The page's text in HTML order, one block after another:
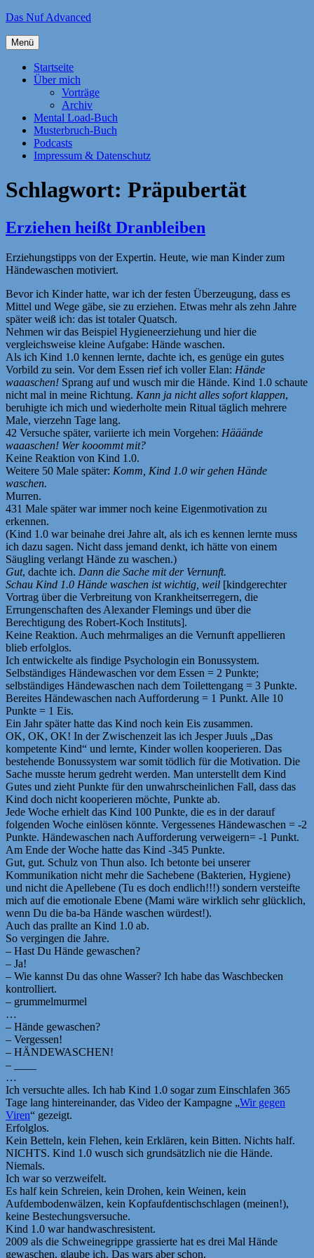
Zum
springen
Das Nuf Advanced
Menü
Startseite
Über mich
Vorträge
Archiv
Mental Load-Buch
Musterbruch-Buch
Podcasts
Impressum & Datenschutz
Schlagwort: Präpubertät
Erziehen heißt Dranbleiben
Erziehungstipps von der Expertin. Heute, wie man Kinder zum
Händewaschen motiviert.
Bevor ich Kinder hatte, war ich der festen Überzeugung, dass es
Mittel und Wege gäbe, sie zu erziehen. Etwas mehr als zehn Jahre
später weiß ich: das ist totaler Quatsch.
Nehmen wir das Beispiel Hygieneerziehung und hier die
vergleichsweise kleine Aufgabe: Hände waschen.
Als ich Kind 1.0 kennen lernte, dachte ich, es genüge ein gutes
Vorbild zu sein. Vor dem Essen rief ich voller Elan: Hände
waaaschen! Sprang auf und wusch mir die Hände. Kind 1.0 schaute
nicht mal in meine Richtung. Kann ja nicht alles sofort klappen,
beruhigte ich mich und wiederholte mein Ritual täglich mehrere
Male, vierzehn Tage lang.
42 Versuche später, variierte ich mein Vorgehen: Hääände
waaaschen! Wer kooommt mit?
Keine Reaktion von Kind 1.0.
Weitere 50 Male später: Komm, Kind 1.0 wir gehen Hände
waschen.
Murren.
431 Male später war immer noch keine Eigenmotivation zu
erkennen.
(Kind 1.0 war beinahe drei Jahre alt, als ich es kennen lernte muss
ich dazu sagen. Nicht dass jemand denkt, ich hätte von einem
Säugling verlangt Hände zu waschen.)
Gut, dachte ich. Dann die Sache mit der Vernunft.
Schau Kind 1.0 Hände waschen ist wichtig, weil [kindgerechter
Vortrag über die Verbreitung von Krankheitserregern, die
Errungenschaften des Alexander Flemings und über die
Berechtigung des Robert-Koch Instituts].
Keine Reaktion. Auch mehrmaliges an die Vernunft appellieren
blieb erfolglos.
Ich entwickelte als findige Psychologin ein Bonussystem.
Selbständiges Händewaschen vor dem Essen = 2 Punkte;
selbständiges Händewaschen nach dem Toilettengang = 3 Punkte.
Bereites Händewaschen nach Aufforderung = 1 Punkt. Alle 10
Punkte = 1 Eis.
Ein Jahr später hatte das Kind noch kein Eis zusammen.
OK, OK, OK! In der Zwischenzeit las ich Jesper Juuls „Das
kompetente Kind“ und lernte, Kinder wollen kooperieren. Das
bestehende Bonussystem war somit tödlich für die Motivation. Die
Sache musste herum gedreht werden. Man unterstellt dem Kind
Gutes und zieht Punkte für den unwahrscheinlichen Fall, dass das
Kind doch nicht kooperieren möchte, Punkte ab.
Jede Woche erhielt das Kind 100 Punkte, die es in der darauf
folgenden Woche einlösen könnte. Vergessenes Händewaschen = -2
Punkte. Händewaschen nach Aufforderung verweigern= -1 Punkt.
Am Ende der Woche hatte das Kind -345 Punkte.
Gut, gut. Schulz von Thun also. Ich betonte bei unserer
Kommunikation nicht mehr die Sachebene (Bakterien, Hygiene)
und nicht die Apellebene (Tu es doch endlich!!!) sondern versteifte
mich auf die emotionale Ebene (Mami wäre wirklich sehr glücklich,
wenn Du die ba-ba Hände waschen würdest!).
Auch das prallte an Kind 1.0 ab.
So vergingen die Jahre.
– Hast Du Hände gewaschen?
– Ja!
– Wie kannst Du das ohne Wasser? Ich habe das Waschbecken
kontrolliert.
– grummelmurmel
…
– Hände gewaschen?
– Vergessen!
– HÄNDEWASCHEN!
– ____
…
Ich versuchte alles. Ich hab Kind 1.0 sogar zum Einschlafen 365
Tage lang hintereinander, das Video der Kampagne „Wir gegen
Viren“ gezeigt.
Erfolglos.
Kein Betteln, kein Flehen, kein Erklären, kein Bitten. Nichts half.
NICHTS. Kind 1.0 wusch sich grundsätzlich nie die Hände.
Niemals.
Ich war so verzweifelt.
Es half kein Schreien, kein Drohen, kein Weinen, kein
Aufdembodenwälzen, kein Kopfaufdentischschlagen (meinen!),
keine Bestechungsversuche.
Kind 1.0 war handwaschresistent.
2009 als die Schweinegrippe grassierte hat es drei Mal Hände
gewaschen, glaube ich. Das wars aber schon.